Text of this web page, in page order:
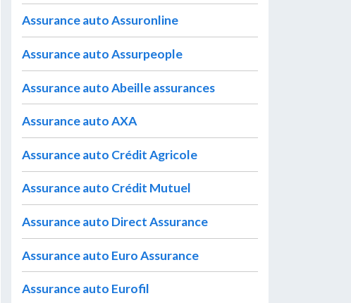
Assurance auto Assuronline
Assurance auto Assurpeople
Assurance auto Abeille assurances
Assurance auto AXA
Assurance auto Crédit Agricole
Assurance auto Crédit Mutuel
Assurance auto Direct Assurance
Assurance auto Euro Assurance
Assurance auto Eurofil